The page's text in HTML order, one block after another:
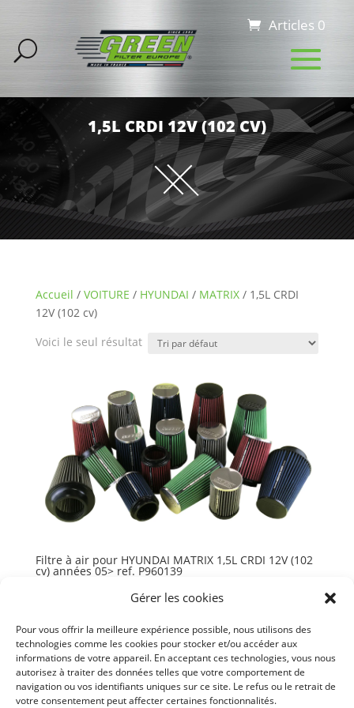
Gérer les cookies
Pour vous offrir la meilleure expérience possible, nous utilisons des
technologies comme les cookies pour stocker et/ou accéder aux
informations de votre appareil. En acceptant ces technologies, vous nous
autorisez à traiter des données telles que votre comportement de
navigation ou vos identifiants uniques sur ce site. Le refus ou le retrait de
votre consentement peut affecter certaines fonctionnalités.
Articles 0
1,5L CRDI 12V (102 CV)
Accueil / VOITURE / HYUNDAI / MATRIX/ 1,5L CRDI
12V (102 cv)
Voici le seul résultat
Filtre à air pour HYUNDAI MATRIX 1,5L CRDI 12V (102
cv) années 05> ref. P960139
Ajouter au panier